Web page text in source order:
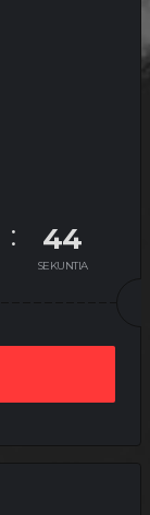
44
SEKUNTIA